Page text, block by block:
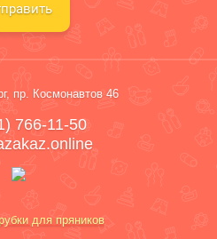
пр. Космонавтов 46
766-11-50
для пряников